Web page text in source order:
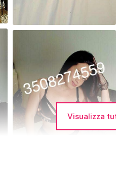
Visualizza